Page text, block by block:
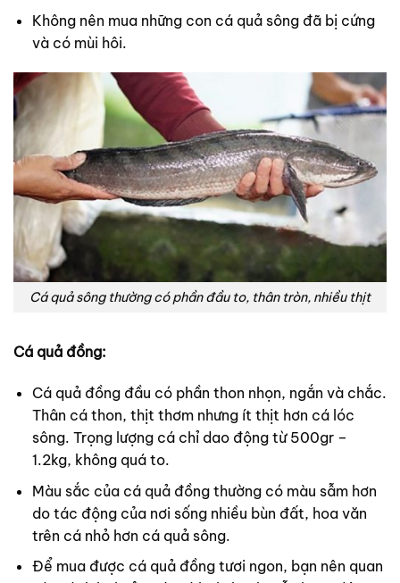
Không nên mua những con cá quả sông đã bị cứng
và có mùi hôi.
Cá quả sông thường có phần đầu to, thân tròn, nhiều thịt
Cá quả đồng:
Cá quả đồng đầu có phần thon nhọn, ngắn và chắc.
Thân cá thon, thịt thơm nhưng ít thịt hơn cá lóc
sông. Trọng lượng cá chỉ dao động từ 500gr –
1.2kg, không quá to.
Màu sắc của cá quả đồng thường có màu sẫm hơn
do tác động của nơi sống nhiều bùn đất, hoa văn
trên cá nhỏ hơn cá quả sông.
Để mua được cá quả đồng tươi ngon, bạn nên quan